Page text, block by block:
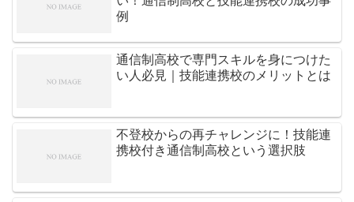
例
通信制高校で専門スキルを身につけた
い人必見｜技能連携校のメリットとは
不登校からの再チャレンジに！技能連
携校付き通信制高校という選択肢